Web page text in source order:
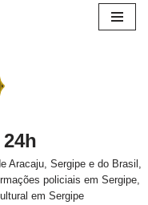
Aracaju, Sergipe e do Brasil,
policiais em Sergipe,
em Sergipe